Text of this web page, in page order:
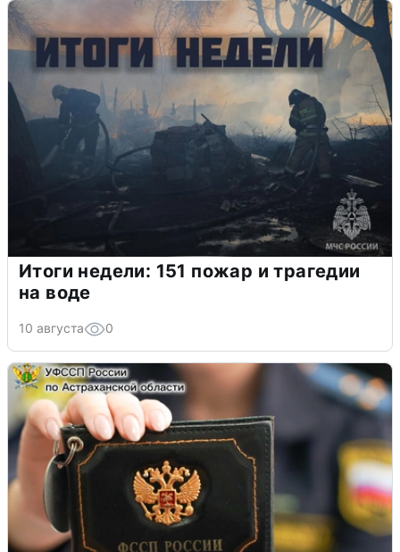
Итоги недели: 151 пожар и трагедии
на воде
10 августа 0